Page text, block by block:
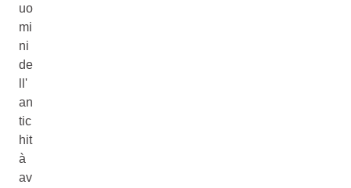
uo
mi
ni
de
ll'
an
tic
hit
à
av